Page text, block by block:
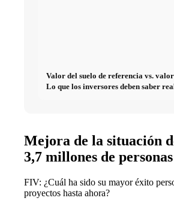
Valor del suelo de referencia vs.
Lo que los inversores deben saber
Mejora de la situación
3,7 millones de personas
FIV: ¿Cuál ha sido su mayor éxito
proyectos hasta ahora?